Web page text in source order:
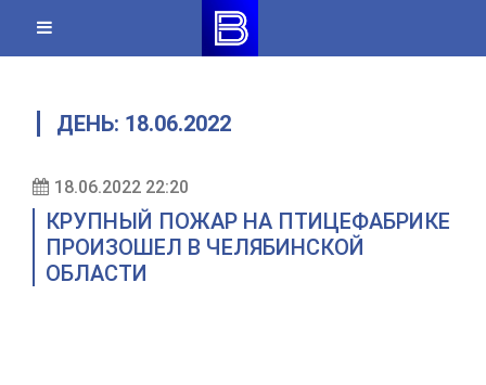
content
ДЕНЬ: 18.06.2022
18.06.2022 22:20
КРУПНЫЙ ПОЖАР НА ПТИЦЕФАБРИКЕ
ПРОИЗОШЕЛ В ЧЕЛЯБИНСКОЙ
ОБЛАСТИ